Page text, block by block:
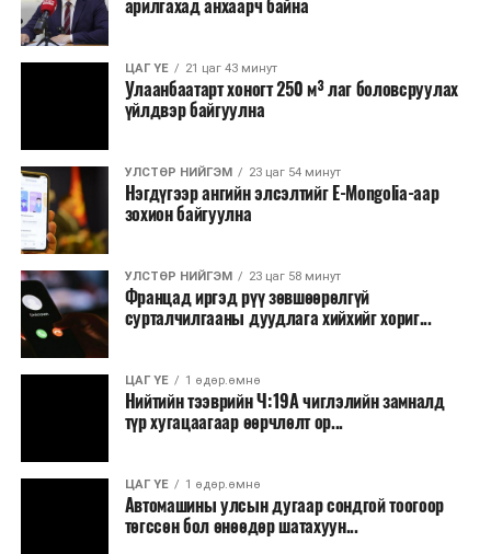
томилолт, гадаадын зочин хүлээн авах зардал;
Зайлшгүй шаардлагагүй тоног төхөөрөмж,
тавилга, автомашин худалдан авах;
Батлан хамгаалах, хууль зүйн салбараас бусад
Хуулиар заавал мэдээлэхээс бусад кино,
контент, хэвлэлийн зардал;
Заавал олгохоос бусад тэтгэмж, урамшуулал.
Санхүүгийн хэмнэлтийн горимыг 2026 оны
арванхоёрдугаар сарын 31 хүртэл мөрдөнө. Харин
эрүүл мэндийн салбар уг хэмнэлтийн горимд
хамрагдахгүй бөгөөд цэцэрлэг, сургуулийн хүүхдийн
эрт илрүүлэг, вакцинжуулалт, томуу, томуу төст
өвчний эсрэг арга хэмжээ зэрэг зайлшгүй
үргэлжилнэ гэж Ерөнхий сайд Н.Учрал онцоллоо.
Мөн бүх шатны төсвийн ерөнхийлөн захирагч нарт
салбар бүрдээ урсгал зардлыг 20 хувиар бууруулах,
арилгахад анхаарч байна
ЦАГ ҮЕ 21 цаг 43 минут
Улаанбаатарт хоногт 250 м³ лаг боловсруулах
үйлдвэр байгуулна
УЛСТӨР НИЙГЭМ 23 цаг 54 минут
Нэгдүгээр ангийн элсэлтийг E-Mongolia-аар
зохион байгуулна
УЛСТӨР НИЙГЭМ 23 цаг 58 минут
Францад иргэд рүү зөвшөөрөлгүй
сурталчилгааны дуудлага хийхийг хориг...
ЦАГ ҮЕ 1 өдөр.өмнө
Нийтийн тээврийн Ч:19А чиглэлийн замналд
түр хугацаагаар өөрчлөлт ор...
ЦАГ ҮЕ 1 өдөр.өмнө
Автомашины улсын дугаар сондгой тоогоор
төгссөн бол өнөөдөр шатахуун...